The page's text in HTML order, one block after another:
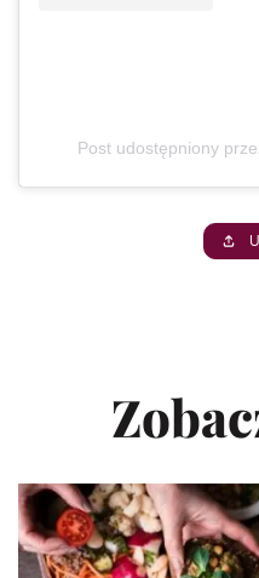
Post udostępniony